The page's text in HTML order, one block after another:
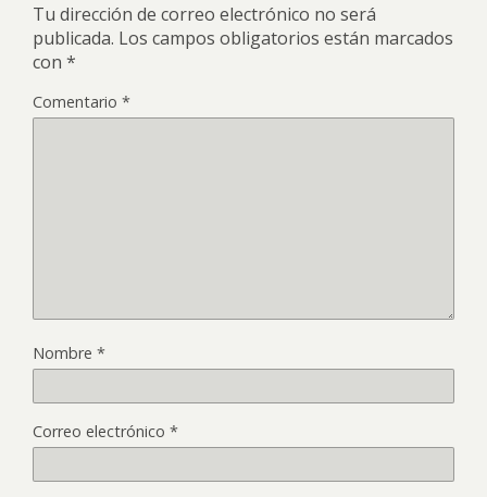
Tu dirección de correo electrónico no será
publicada. Los campos obligatorios están marcados
con *
Comentario *
Nombre *
Correo electrónico *